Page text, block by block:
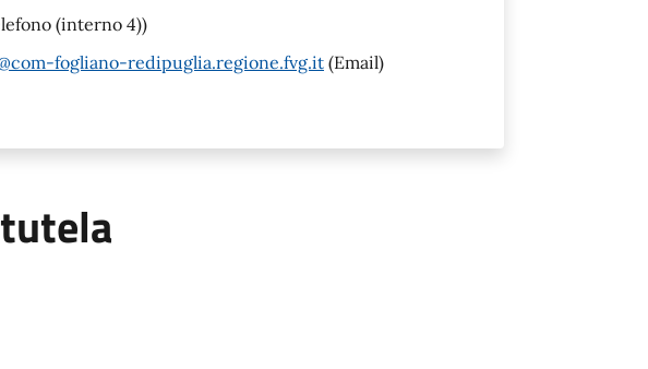
(interno 4))
fogliano-redipuglia.regione.fvg.it (Email)